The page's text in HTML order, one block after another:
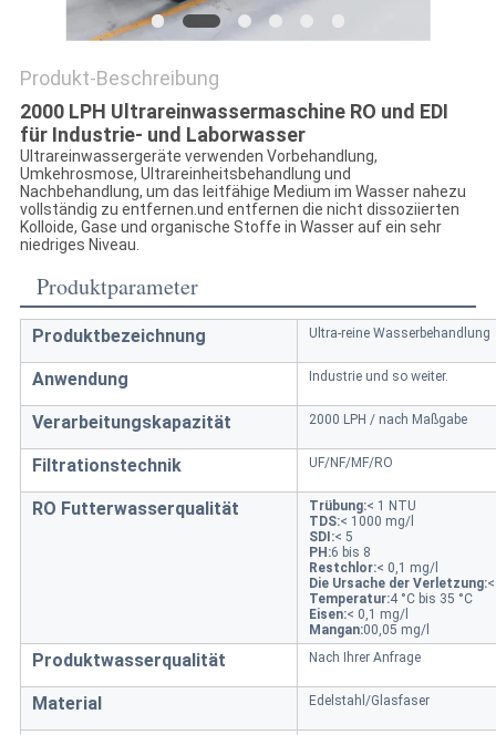
Produkt-Beschreibung
2000 LPH Ultrareinwassermaschine RO und EDI
für Industrie- und Laborwasser
Ultrareinwassergeräte verwenden Vorbehandlung,
Umkehrosmose, Ultrareinheitsbehandlung und
Nachbehandlung, um das leitfähige Medium im Wasser nahezu
vollständig zu entfernen.und entfernen die nicht dissoziierten
Kolloide, Gase und organische Stoffe in Wasser auf ein sehr
niedriges Niveau.
Produktparameter
Produktbezeichnung Ultra-reine Wasserbehandlung
Anwendung Industrie und so weiter.
Verarbeitungskapazität 2000 LPH / nach Maßgabe
Filtrationstechnik UF/NF/MF/RO
RO Futterwasserqualität Trübung:< 1 NTU
TDS:< 1000 mg/l
SDI:< 5
PH:6 bis 8
Restchlor:< 0,1 mg/l
Die Ursache der Verletzung:
Temperatur:4 °C bis 35 °C
Eisen:< 0,1 mg/l
Mangan:00,05 mg/l
Produktwasserqualität Nach Ihrer Anfrage
Material Edelstahl/Glasfaser